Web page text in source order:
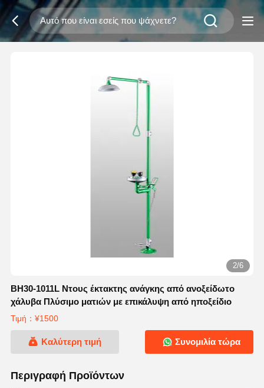
2/6
BH30-1011L Ντους έκτακτης ανάγκης από ανοξείδωτο
χάλυβα Πλύσιμο ματιών με επικάλυψη από ηποξείδιο
Τιμή：¥1500
Καλύτερη τιμή Συνομιλία τώρα
Περιγραφή Προϊόντων